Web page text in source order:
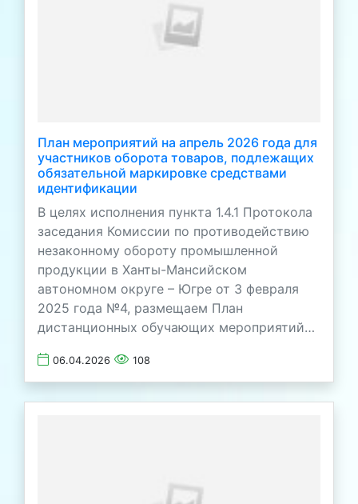
План мероприятий на апрель 2026 года для
участников оборота товаров, подлежащих
обязательной маркировке средствами
идентификации
В целях исполнения пункта 1.4.1 Протокола
заседания Комиссии по противодействию
незаконному обороту промышленной
продукции в Ханты-Мансийском
автономном округе – Югре от 3 февраля
2025 года №4, размещаем План
дистанционных обучающих мероприятий…
06.04.2026 108